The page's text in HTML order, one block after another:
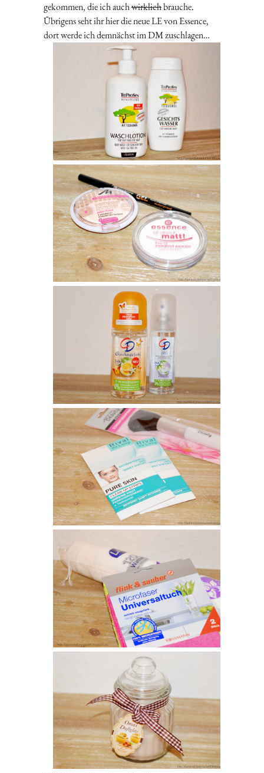
gekommen, die ich auchwirklichbrauche.
Übrigens seht ihr hier die neue LE von Essence,
dort werde ich demnächst im DM zuschlagen…